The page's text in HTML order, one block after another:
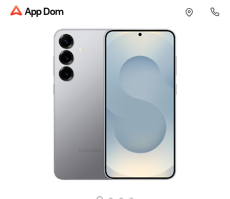
App Dom